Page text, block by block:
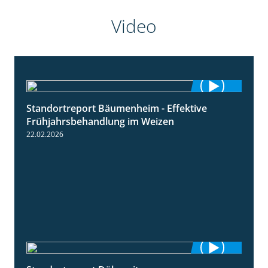
Video
4:20
Standortreport Bäumenheim - Effektive
Frühjahrsbehandlung im Weizen
22.02.2026